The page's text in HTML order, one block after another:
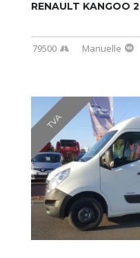
79500 Manuelle
TVA